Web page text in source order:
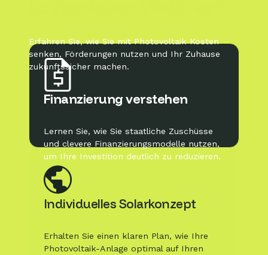
Erfahren Sie, wie Sie mit Photovoltaik Kosten
senken, Förderungen nutzen und Ihr Zuhause
zukunftssicher machen.
Finanzierung verstehen
Lernen Sie, wie Sie staatliche Zuschüsse
und clevere Finanzierungsmodelle nutzen,
um Ihre Investition deutlich zu reduzieren.
Individuelles Solarkonzept
Erhalten Sie einen klaren Plan, wie Ihre
Photovoltaik-Anlage optimal auf Ihren